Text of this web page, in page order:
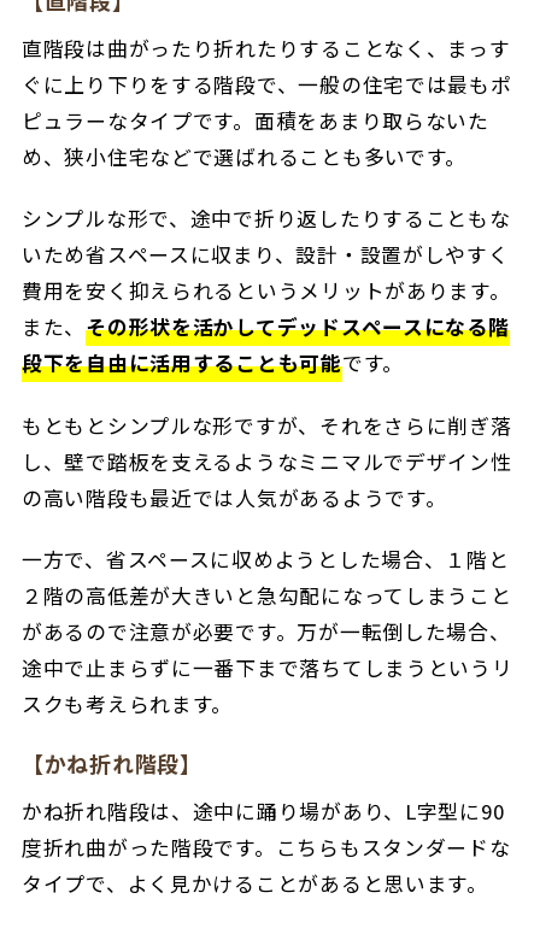
直階段は曲がったり折れたりすることなく、まっす
ぐに上り下りをする階段で、一般の住宅では最もポ
ピュラーなタイプです。面積をあまり取らないた
め、狭小住宅などで選ばれることも多いです。
シンプルな形で、途中で折り返したりすることもな
いため省スペースに収まり、設計・設置がしやすく
費用を安く抑えられるというメリットがあります。
また、その形状を活かしてデッドスペースになる階
段下を自由に活用することも可能です。
もともとシンプルな形ですが、それをさらに削ぎ落
し、壁で踏板を支えるようなミニマルでデザイン性
の高い階段も最近では人気があるようです。
一方で、省スペースに収めようとした場合、１階と
２階の高低差が大きいと急勾配になってしまうこと
があるので注意が必要です。万が一転倒した場合、
途中で止まらずに一番下まで落ちてしまうというリ
スクも考えられます。
【かね折れ階段】
かね折れ階段は、途中に踊り場があり、L字型に90
度折れ曲がった階段です。こちらもスタンダードな
タイプで、よく見かけることがあると思います。